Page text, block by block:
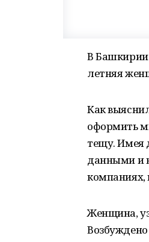
В
летняя
Как
оформить
тещу. Имея
данными и
компаниях,
Женщина,